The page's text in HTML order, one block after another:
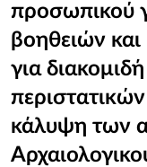
προσωπικού
βοηθειών
για
κάλυψη των